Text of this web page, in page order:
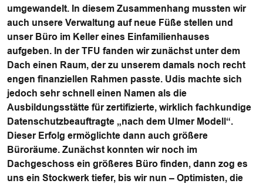
umgewandelt. In diesem Zusammenhang mussten wir
auch unsere Verwaltung auf neue Füße stellen und
unser Büro im Keller eines Einfamilienhauses
aufgeben. In der TFU fanden wir zunächst unter dem
Dach einen Raum, der zu unserem damals noch recht
engen finanziellen Rahmen passte. Udis machte sich
jedoch sehr schnell einen Namen als die
Ausbildungsstätte für zertifizierte, wirklich fachkundige
Datenschutzbeauftragte „nach dem Ulmer Modell“.
Dieser Erfolg ermöglichte dann auch größere
Büroräume. Zunächst konnten wir noch im
Dachgeschoss ein größeres Büro finden, dann zog es
uns ein Stockwerk tiefer, bis wir nun – Optimisten, die